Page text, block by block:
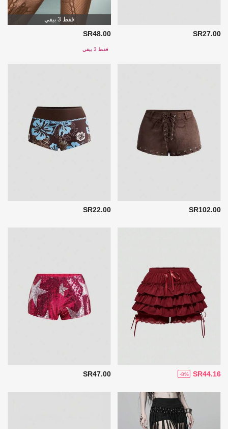
SR27.00
فقط 3 بيقي
SR48.00
فقط 3 بيقي
SR102.00
SR22.00
SR44.16
-8%
SR47.00